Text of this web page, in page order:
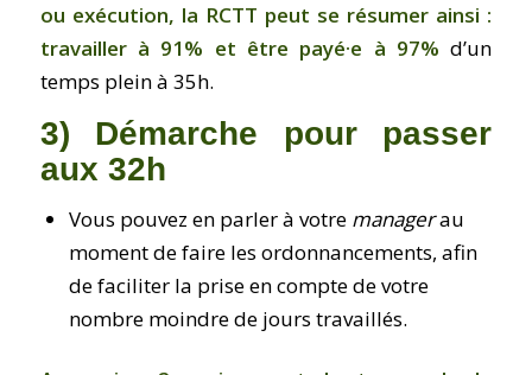
ou exécution, la RCTT peut se résumer ainsi :
travailler à 91% et être payé·e à 97%d’un
temps plein à 35h.
3) Démarche pour passer
aux 32h
Vous pouvez en parler à votre managerau
moment de faire les ordonnancements, afin
de faciliter la prise en compte de votre
nombre moindre de jours travaillés.